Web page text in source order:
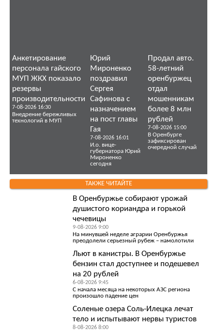
Анкетирование
персонала гайского
МУП ЖКХ показало
резервы
производительности
7-08-2026 16:30
Внедрение бережливых
технологий в МУП
Юрий
Мироненко
поздравил
Сергея
Сафинова с
назначением
на пост главы
Гая
7-08-2026 16:01
И.о. вице-
губернатора Юрий
Мироненко
сегодня
Продал авто.
58-летний
оренбуржец
отдал
мошенникам
более 8 млн
рублей
7-08-2026 15:00
В Оренбурге
зафиксирован
очередной случай
ТАКЖЕ ЧИТАЙТЕ
В Оренбуржье собирают урожай
душистого кориандра и горькой
чечевицы
9-08-2026 9:00
На минувшей неделе аграрии Оренбуржья
преодолели серьезный рубеж – намолотили
Льют в канистры. В Оренбуржье
бензин стал доступнее и подешевел
на 20 рублей
6-08-2026 9:45
С начала месяца на некоторых АЗС региона
произошло падение цен
Соленые озера Соль-Илецка лечат
тело и испытывают нервы туристов
8-08-2026 8:00